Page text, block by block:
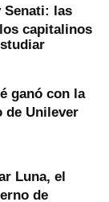
Senati: las
capitalinos
ganó con la
de Unilever
Luna, el
de